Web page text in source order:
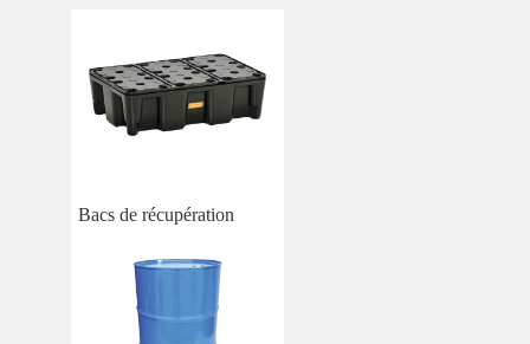
Bacs de récupération